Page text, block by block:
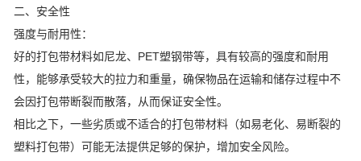
二、安全性
强度与耐用性：
好的打包带材料如尼龙、PET塑钢带等，具有较高的强度和耐用
性，能够承受较大的拉力和重量，确保物品在运输和储存过程中不
会因打包带断裂而散落，从而保证安全性。
相比之下，一些劣质或不适合的打包带材料（如易老化、易断裂的
塑料打包带）可能无法提供足够的保护，增加安全风险。